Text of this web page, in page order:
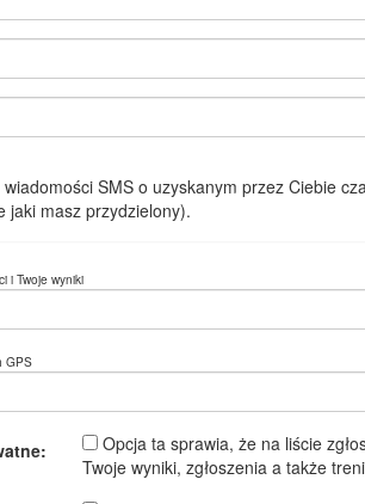
SMS o uzyskanym przez Ciebie
jaki masz przydzielony).
i Twoje wyniki
GPS
Opcja ta sprawia, że na liście
Twoje wyniki, zgłoszenia a także